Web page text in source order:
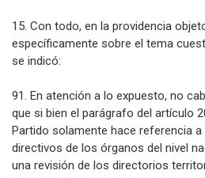
15. Con todo, en la providencia
específicamente sobre el tema
se indicó:
91. En atención a lo expuesto, no
que si bien el parágrafo del artículo
Partido solamente hace referencia
directivos de los órganos del nivel
una revisión de los directorios